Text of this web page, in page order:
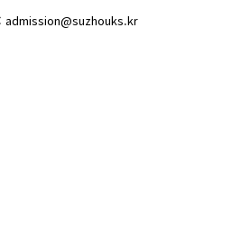
admission@suzhouks.kr